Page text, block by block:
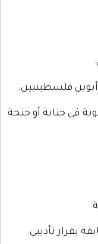
في جناية أو جنحة